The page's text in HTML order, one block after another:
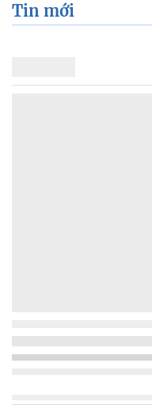
Tin mới